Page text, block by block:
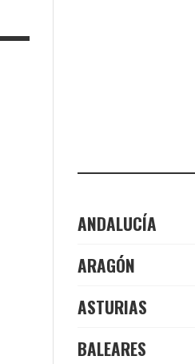
ANDALUCÍA
ARAGÓN
ASTURIAS
BALEARES